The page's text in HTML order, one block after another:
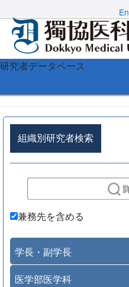
研究者データベース
組織別研究者検索
兼務先を含める
学長・副学長
医学部医学科